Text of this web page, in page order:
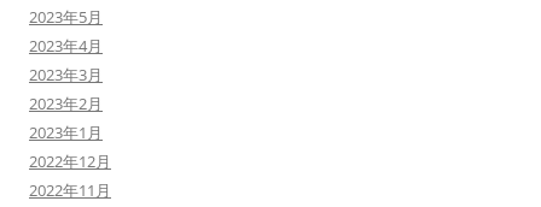
2023年5月
2023年4月
2023年3月
2023年2月
2023年1月
2022年12月
2022年11月